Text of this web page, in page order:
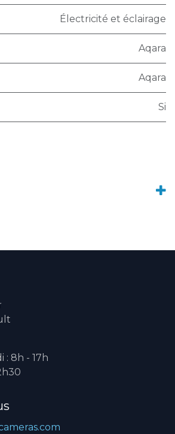
Électricité et éclairage
Aqara
Aqara
Si
: 8h - 17h